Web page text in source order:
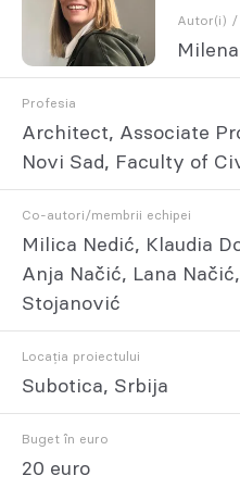
Autor(i) /
Profesia
Architect, Associate
Novi Sad, Faculty of
Co-autori/membrii echipei
Milica Nedić, Klaudia
Anja Načić, Lana
Stojanović
Locația proiectului
Subotica, Srbija
Buget în euro
20 euro